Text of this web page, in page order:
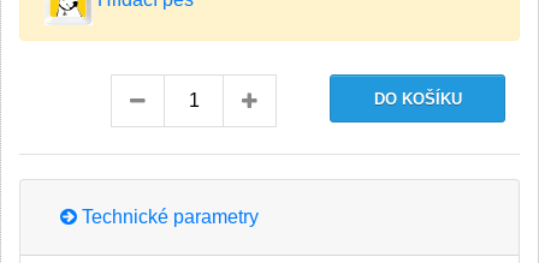
Technické parametry